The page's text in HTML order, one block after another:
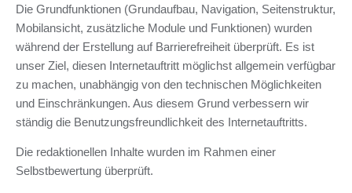
Die Grundfunktionen (Grundaufbau, Navigation, Seitenstruktur,
Mobilansicht, zusätzliche Module und Funktionen) wurden
während der Erstellung auf Barrierefreiheit überprüft. Es ist
unser Ziel, diesen Internetauftritt möglichst allgemein verfügbar
zu machen, unabhängig von den technischen Möglichkeiten
und Einschränkungen. Aus diesem Grund verbessern wir
ständig die Benutzungsfreundlichkeit des Internetauftritts.
Die redaktionellen Inhalte wurden im Rahmen einer
Selbstbewertung überprüft.